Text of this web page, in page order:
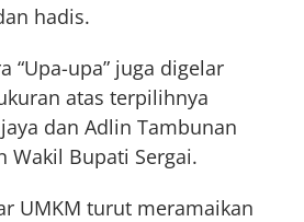
hadis.
“Upa-upa” juga digelar
atas terpilihnya
dan Adlin Tambunan
Wakil Bupati Sergai.
UMKM turut meramaikan